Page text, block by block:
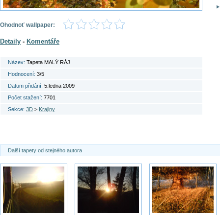
Ohodnoť wallpaper:
Detaily - Komentáře
Název: Tapeta MALÝ RÁJ
Hodnocení: 3/5
Datum přidání: 5.ledna 2009
Počet stažení: 7701
Sekce: 3D > Krajiny
Další tapety od stejného autora